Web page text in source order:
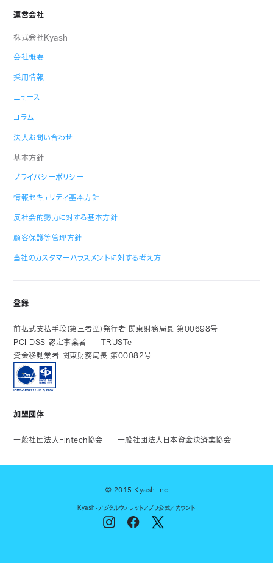
運営会社
株式会社Kyash
会社概要
採用情報
ニュース
コラム
法人お問い合わせ
基本方針
プライバシーポリシー
情報セキュリティ基本方針
反社会的勢力に対する基本方針
顧客保護等管理方針
当社のカスタマーハラスメントに対する考え方
登録
前払式支払手段(第三者型)発行者 関東財務局長 第00698号
PCI DSS 認定事業者
TRUSTe
資金移動業者 関東財務局長 第00082号
加盟団体
一般社団法人Fintech協会 一般社団法人日本資金決済業協会
© 2015 Kyash Inc
Kyash-デジタルウォレットアプリ公式アカウント